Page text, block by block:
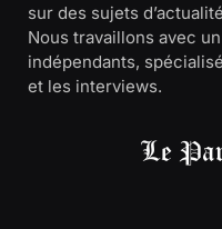
sur des sujets
Nous travaillons avec
indépendants,
et les interviews.